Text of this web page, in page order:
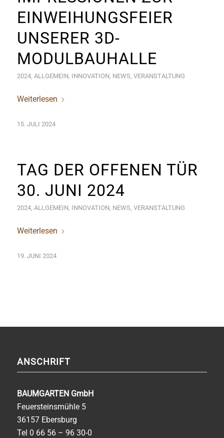
EINWEIHUNGSFEIER
UNSERER 3D-
MODULBAUHALLE
2024, ALLGEMEIN, INNOVATION, NEWS, VERANSTALTUNG
Weiterlesen
15. JULI 2024
TAG DER OFFENEN TÜR
30. JUNI 2024
2024, ALLGEMEIN, INNOVATION, NEWS, VERANSTALTUNG
Weiterlesen
19. JUNI 2024
ANSCHRIFT
BAUMGARTEN GmbH
Feuersteinsmühle 5
36157 Ebersburg
Tel 0 66 56 – 96 30-0